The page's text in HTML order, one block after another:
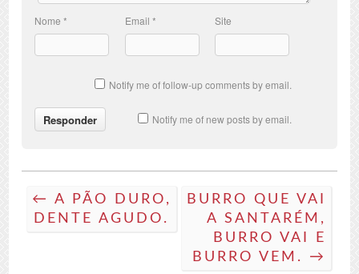
Nome* Email * Site
Notify me of follow-up comments by email.
Notify me of new posts by email.
← A PÃO DURO,
DENTE AGUDO.
BURRO QUE VAI
A SANTARÉM,
BURRO VAI E
BURRO VEM. →